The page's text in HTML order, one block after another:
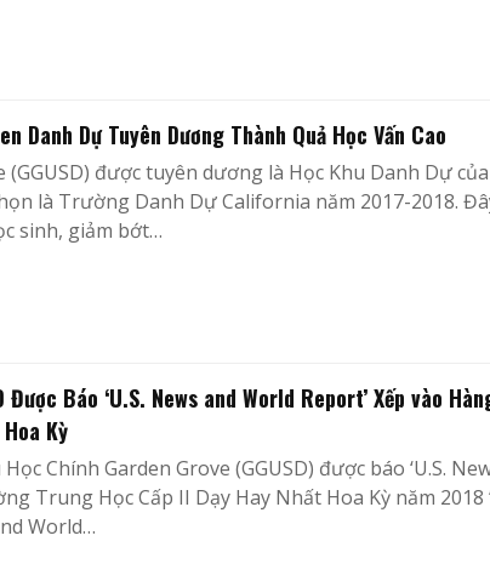
Danh Dự Tuyên Dương Thành Quả Học Vấn Cao
được tuyên dương là Học Khu Danh Dự
là Trường Danh Dự California năm 2017-2018.
sinh, giảm bớt…
Báo ‘U.S. News and World Report’ Xếp vào
Kỳ
Chính Garden Grove (GGUSD) được báo ‘U.S.
Trung Học Cấp II Dạy Hay Nhất Hoa Kỳ năm 2018
World…